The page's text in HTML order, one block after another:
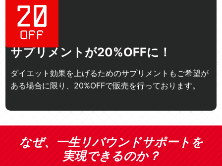
サプリメントが20%OFFに！
ダイエット効果を上げるためのサプリメントもご希望が
ある場合に限り、20%OFFで販売を行っております。
なぜ、一生リバウンドサポートを
実現できるのか？